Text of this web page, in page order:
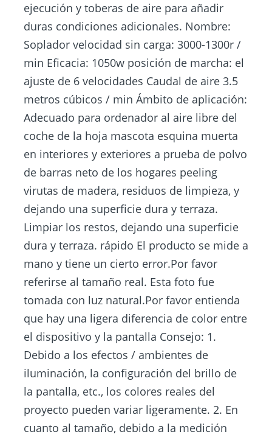
ejecución y toberas de aire para añadir
duras condiciones adicionales. Nombre:
Soplador velocidad sin carga: 3000-1300r /
min Eficacia: 1050w posición de marcha: el
ajuste de 6 velocidades Caudal de aire 3.5
metros cúbicos / min Ámbito de aplicación:
Adecuado para ordenador al aire libre del
coche de la hoja mascota esquina muerta
en interiores y exteriores a prueba de polvo
de barras neto de los hogares peeling
virutas de madera, residuos de limpieza, y
dejando una superficie dura y terraza.
Limpiar los restos, dejando una superficie
dura y terraza. rápido El producto se mide a
mano y tiene un cierto error.Por favor
referirse al tamaño real. Esta foto fue
tomada con luz natural.Por favor entienda
que hay una ligera diferencia de color entre
el dispositivo y la pantalla Consejo: 1.
Debido a los efectos / ambientes de
iluminación, la configuración del brillo de
la pantalla, etc., los colores reales del
proyecto pueden variar ligeramente. 2. En
cuanto al tamaño, debido a la medición